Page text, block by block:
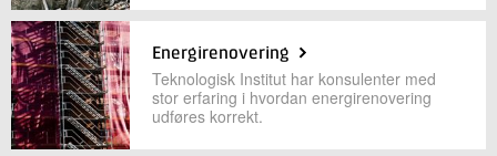
Energirenovering
Teknologisk Institut har konsulenter med
stor erfaring i hvordan energirenovering
udføres korrekt.